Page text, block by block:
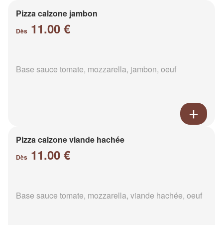
Pizza calzone jambon
Dès 11.00 €
Base sauce tomate, mozzarella, jambon, oeuf
Pizza calzone viande hachée
Dès 11.00 €
Base sauce tomate, mozzarella, viande hachée, oeuf